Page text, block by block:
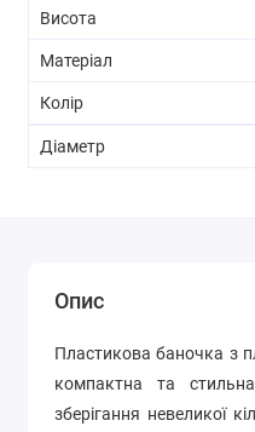
Висота
Матеріал
Колір
Діаметр
Опис
Пластикова баночка з
компактна та
зберігання невеликої